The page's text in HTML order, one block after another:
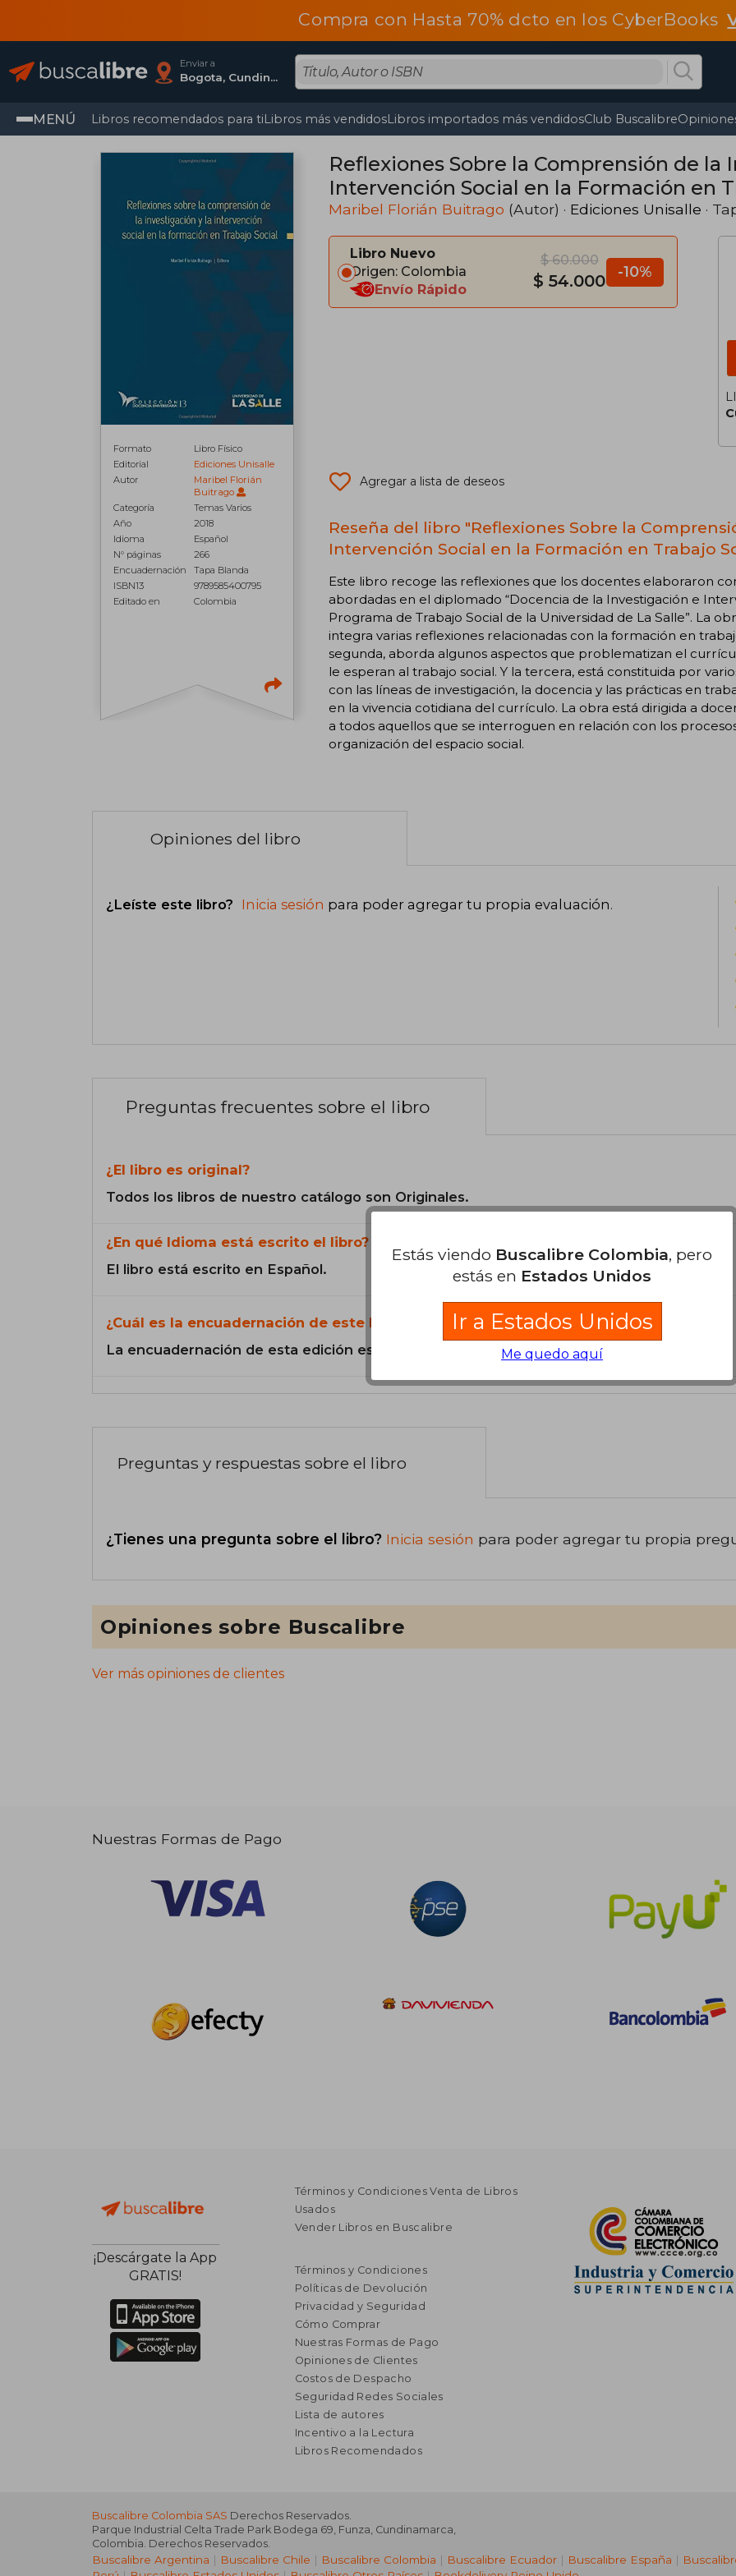
Compra con Hasta 70% dcto en los CyberBooks
Enviar a
Bogota, Cundinamarca
MENÚ Libros recomendados para tiLibros más vendidosLibros importados más vendidosClub Buscalibre
Formato
Libro Físico
Editorial
Ediciones Unisalle
Autor
Maribel Florián
Buitrago
Categoría
Temas Varios
Año
2018
Idioma
Español
N° páginas
266
Encuadernación
Tapa Blanda
ISBN13
9789585400795
Editado en
Colombia
Reflexiones Sobre la Comprensión de la
Intervención Social en la Formación en
Maribel Florián Buitrago (Autor) · Ediciones Unisalle ·
Libro Nuevo
Origen: Colombia
Envío Rápido
$ 60.000
$ 54.000 -10%
Agregar a lista de deseos
Reseña del libro "Reflexiones Sobre la
Intervención Social en la Formación en Trabajo
Este libro recoge las reflexiones que los docentes elaboraron
abordadas en el diplomado “Docencia de la Investigación e
Programa de Trabajo Social de la Universidad de La Salle”. La
integra varias reflexiones relacionadas con la formación en
segunda, aborda algunos aspectos que problematizan el
le esperan al trabajo social. Y la tercera, está constituida por
con las líneas de investigación, la docencia y las prácticas en
en la vivencia cotidiana del currículo. La obra está dirigida a
a todos aquellos que se interroguen en relación con los
organización del espacio social.
Opiniones del libro
¿Leíste este libro? Inicia sesión para poder agregar tu propia evaluación.
Preguntas frecuentes sobre el libro
¿El libro es original?
Todos los libros de nuestro catálogo son Originales.
¿En qué Idioma está escrito el libro?
El libro está escrito en Español.
¿Cuál es la encuadernación de este libro?
La encuadernación de esta edición es Tapa Blanda.
Preguntas y respuestas sobre el libro
¿Tienes una pregunta sobre el libro? Inicia sesión para poder agregar tu propia
Opiniones sobre Buscalibre
Ver más opiniones de clientes
Nuestras Formas de Pago
¡Descárgate la App
GRATIS!
Términos y Condiciones Venta de Libros
Usados
Vender Libros en Buscalibre
Términos y Condiciones
Políticas de Devolución
Privacidad y Seguridad
Cómo Comprar
Nuestras Formas de Pago
Opiniones de Clientes
Costos de Despacho
Seguridad Redes Sociales
Lista de autores
Incentivo a la Lectura
Libros Recomendados
Buscalibre Colombia SAS Derechos Reservados.
Parque Industrial Celta Trade Park Bodega 69, Funza, Cundinamarca,
Colombia. Derechos Reservados.
Buscalibre Argentina | Buscalibre Chile | Buscalibre Colombia | Buscalibre Ecuador | Buscalibre España |
Estás viendo Buscalibre Colombia, pero
estás en Estados Unidos
Ir a Estados Unidos
Me quedo aquí